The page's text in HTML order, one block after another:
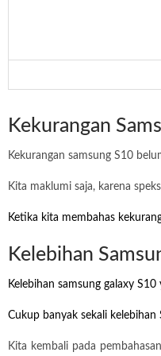
Kekurangan
Kekurangan samsung S10
Kita maklumi saja, karena
Ketika kita membahas
Kelebihan
Kelebihan samsung galaxy
Cukup banyak sekali kelebihan
Kita kembali pada